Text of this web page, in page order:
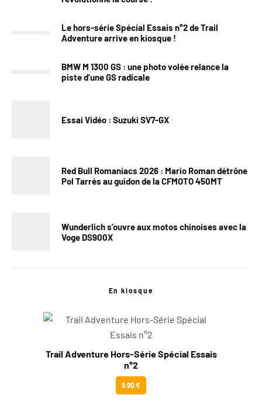
Le hors-série Spécial Essais n°2 de Trail
Adventure arrive en kiosque !
BMW M 1300 GS : une photo volée relance la
piste d’une GS radicale
Essai Vidéo : Suzuki SV7-GX
Red Bull Romaniacs 2026 : Mario Roman détrône
Pol Tarrés au guidon de la CFMOTO 450MT
Wunderlich s’ouvre aux motos chinoises avec la
Voge DS900X
En kiosque
Trail Adventure Hors-Série Spécial Essais
n°2
9.90 €